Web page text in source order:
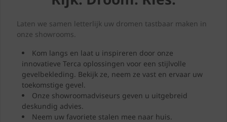
Laten we samen letterlijk uw dromen tastbaar maken in
onze showrooms.
Kom langs en laat u inspireren door onze
innovatieve Terca oplossingen voor een stijlvolle
gevelbekleding. Bekijk ze, neem ze vast en ervaar uw
toekomstige gevel.
Onze showroomadviseurs geven u uitgebreid
deskundig advies.
Neem uw favoriete stalen mee naar huis.